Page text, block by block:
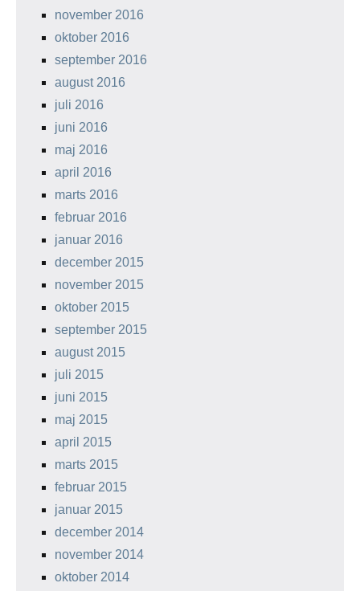
november 2016
oktober 2016
september 2016
august 2016
juli 2016
juni 2016
maj 2016
april 2016
marts 2016
februar 2016
januar 2016
december 2015
november 2015
oktober 2015
september 2015
august 2015
juli 2015
juni 2015
maj 2015
april 2015
marts 2015
februar 2015
januar 2015
december 2014
november 2014
oktober 2014